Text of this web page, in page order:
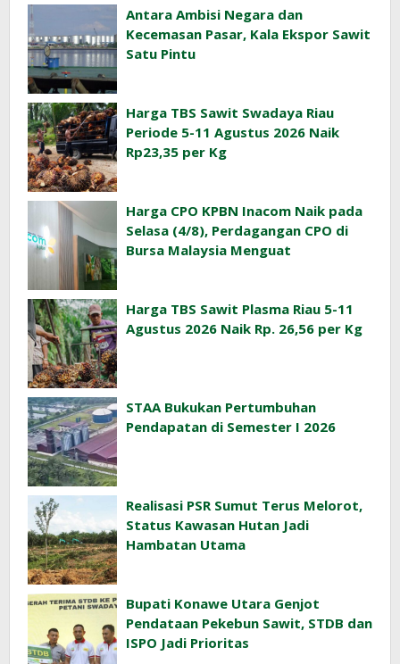
Antara Ambisi Negara dan
Kecemasan Pasar, Kala Ekspor Sawit
Satu Pintu
Harga TBS Sawit Swadaya Riau
Periode 5-11 Agustus 2026 Naik
Rp23,35 per Kg
Harga CPO KPBN Inacom Naik pada
Selasa (4/8), Perdagangan CPO di
Bursa Malaysia Menguat
Harga TBS Sawit Plasma Riau 5-11
Agustus 2026 Naik Rp. 26,56 per Kg
STAA Bukukan Pertumbuhan
Pendapatan di Semester I 2026
Realisasi PSR Sumut Terus Melorot,
Status Kawasan Hutan Jadi
Hambatan Utama
Bupati Konawe Utara Genjot
Pendataan Pekebun Sawit, STDB dan
ISPO Jadi Prioritas